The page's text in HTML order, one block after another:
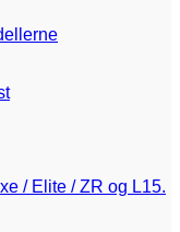
/ Elite / ZR og L15.